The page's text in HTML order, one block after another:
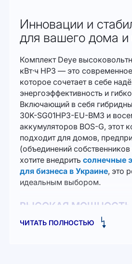
Инновации и
для вашего дома и
Комплект Deye
кВт·ч HP3 — это
которое сочетает в себе
энергоэффективность и
Включающий в себя
30K-SG01HP3-EU-BM3 и
аккумуляторов BOS-G, этот
подходит для домов,
(объединений
хотите внедрить солнечные
для бизнеса в Украине, это
идеальным выбором.
ВЫСОКАЯ МОЩНОСТЬ
ЭКСПЛУАТАЦИИ
ЧИТАТЬ ПОЛНОСТЬЮ